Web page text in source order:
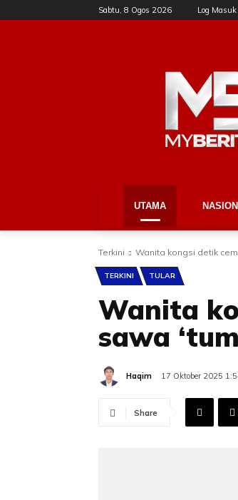
Sabtu, 8 Ogos 2026 Log Masuk
UTAMA
Terkini Wanita kongsi detik
TERKINI TULAR
Wanita
sawa
Haqim 17 Oktober 2025
Share